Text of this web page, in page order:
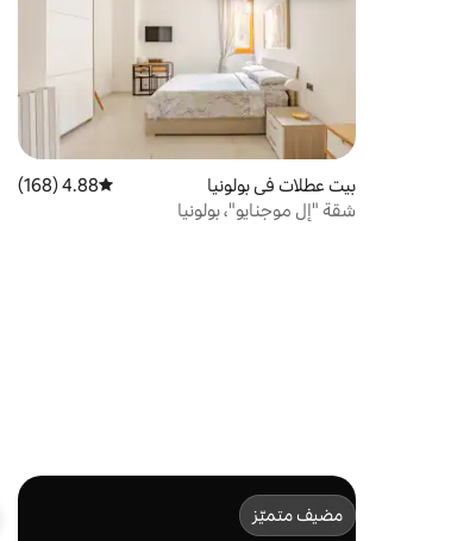
بيت عطلات في بولونيا متوسط التقييم 4.88 من 5، 168 مراجعات
4.88 (168)
شقة "إل موجنايو"، بولونيا
مضيف متميّز
مضيف متميّز